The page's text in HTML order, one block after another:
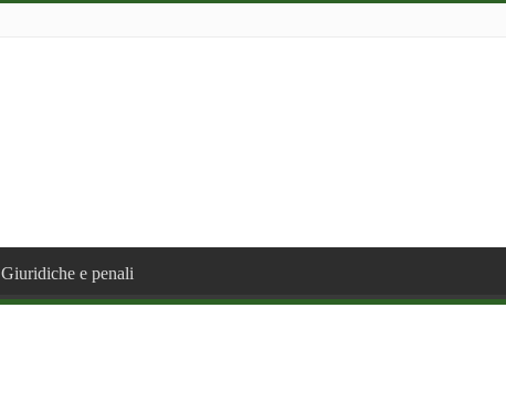
Giuridiche e penali